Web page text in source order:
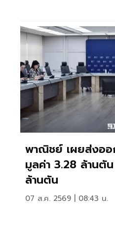
พาณิชย์ เผยส่งออ
มูลค่า 3.28 ล้านตั
ล้านตัน
07 ส.ค. 2569 | 08:43 น.